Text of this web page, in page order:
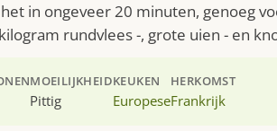
in ongeveer 20 minuten, genoeg
rundvlees -, grote uien - en
MOEILIJKHEID
Pittig
KEUKEN
Europese
HERKOMST
Frankrijk